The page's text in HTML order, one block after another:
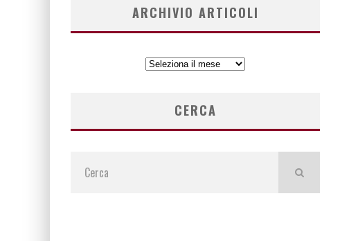
ARCHIVIO ARTICOLI
ARCHIVIO
CERCA